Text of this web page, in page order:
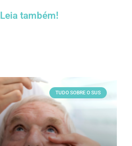
Leia também!
TUDO SOBRE O SUS